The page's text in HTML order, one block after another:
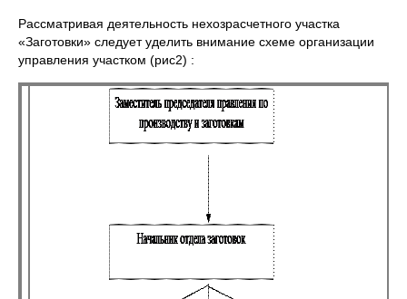
Рассматривая деятельность нехозрасчетного участка
«Заготовки» следует уделить внимание схеме организации
управления участком (рис2) :